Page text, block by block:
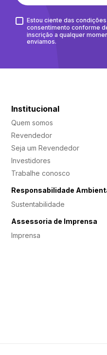
Estou ciente das
consentimento conforme
inscrição a qualquer
enviamos.
Institucional
Quem somos
Revendedor
Seja um Revendedor
Investidores
Trabalhe conosco
Responsabilidade
Sustentabilidade
Assessoria de Imprensa
Imprensa